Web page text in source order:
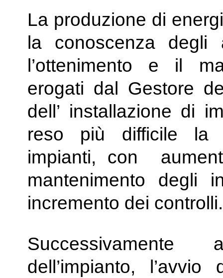
La produzione di
la conoscenza degli
l’ottenimento e il
erogati dal Gestore
dell’ installazione di
reso più difficile la
impianti, con
mantenimento degli
incremento dei controlli.
dell’impianto,